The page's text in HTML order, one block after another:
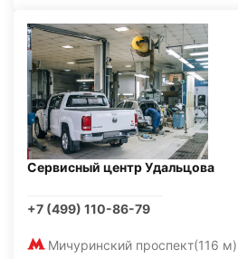
Сервисный центр Удальцова
+7 (499) 110-86-79
Мичуринский проспект(116 м)